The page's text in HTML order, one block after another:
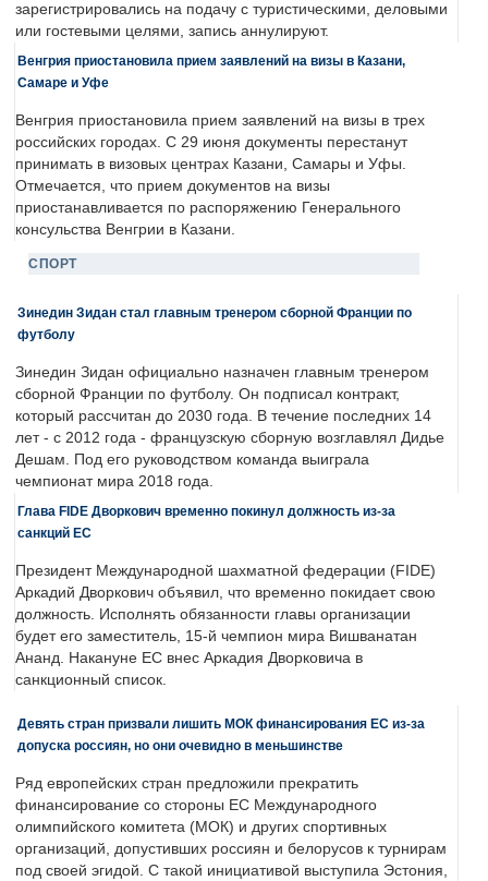
зарегистрировались на подачу с туристическими, деловыми
или гостевыми целями, запись аннулируют.
Венгрия приостановила прием заявлений на визы в Казани,
Самаре и Уфе
Венгрия приостановила прием заявлений на визы в трех
российских городах. С 29 июня документы перестанут
принимать в визовых центрах Казани, Самары и Уфы.
Отмечается, что прием документов на визы
приостанавливается по распоряжению Генерального
консульства Венгрии в Казани.
СПОРТ
Зинедин Зидан стал главным тренером сборной Франции по
футболу
Зинедин Зидан официально назначен главным тренером
сборной Франции по футболу. Он подписал контракт,
который рассчитан до 2030 года. В течение последних 14
лет - с 2012 года - французскую сборную возглавлял Дидье
Дешам. Под его руководством команда выиграла
чемпионат мира 2018 года.
Глава FIDE Дворкович временно покинул должность из-за
санкций ЕС
Президент Международной шахматной федерации (FIDE)
Аркадий Дворкович объявил, что временно покидает свою
должность. Исполнять обязанности главы организации
будет его заместитель, 15-й чемпион мира Вишванатан
Ананд. Накануне ЕС внес Аркадия Дворковича в
санкционный список.
Девять стран призвали лишить МОК финансирования ЕС из-за
допуска россиян, но они очевидно в меньшинстве
Ряд европейских стран предложили прекратить
финансирование со стороны ЕС Международного
олимпийского комитета (МОК) и других спортивных
организаций, допустивших россиян и белорусов к турнирам
под своей эгидой. С такой инициативой выступила Эстония,